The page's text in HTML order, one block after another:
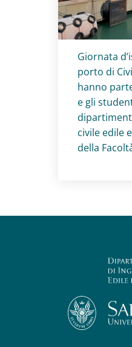
Titolo card
Giornata
porto di
hanno
e gli
civile edile
della